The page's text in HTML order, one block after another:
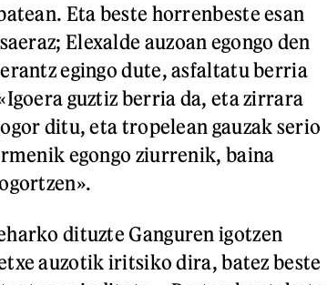
Eta beste horrenbeste esan
Elexalde auzoan egongo den
egingo dute, asfaltatu berria
guztiz berria da, eta zirrara
ditu, eta tropelean gauzak serio
egongo ziurrenik, baina
dituzte Ganguren igotzen
auzotik iritsiko dira, batez beste